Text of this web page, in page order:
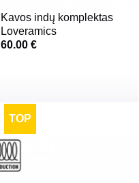
Kavos indų komplektas
Loveramics
60.00 €
TOP